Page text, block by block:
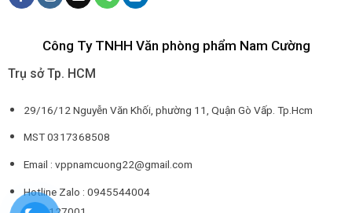
Công Ty TNHH Văn phòng phẩm Nam Cường
Trụ sở Tp. HCM
29/16/12 Nguyễn Văn Khối, phường 11, Quận Gò Vấp. Tp.Hcm
MST 0317368508
Email : vppnamcuong22@gmail.com
Hotline Zalo : 0945544004